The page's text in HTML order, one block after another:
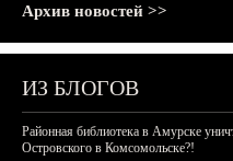
Архив новостей >>
ИЗ БЛОГОВ
Районная библиотека в Амурске
Островского в Комсомольске?!